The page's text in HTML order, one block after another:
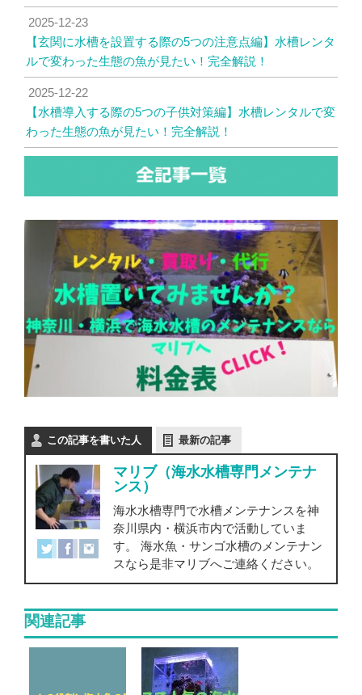
2025-12-23
【玄関に水槽を設置する際の5つの注意点編】水槽レンタ
ルで変わった生態の魚が見たい！完全解説！
2025-12-22
【水槽導入する際の5つの子供対策編】水槽レンタルで変
わった生態の魚が見たい！完全解説！
この記事を書いた人 最新の記事
マリブ（海水水槽専門メンテナ
ンス）
海水水槽専門で水槽メンテナンスを神
奈川県内・横浜市内で活動していま
す。 海水魚・サンゴ水槽のメンテナン
スなら是非マリブへご連絡ください。
関連記事